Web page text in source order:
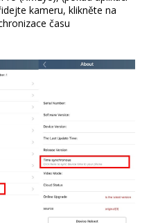
kameru, klikněte na
času